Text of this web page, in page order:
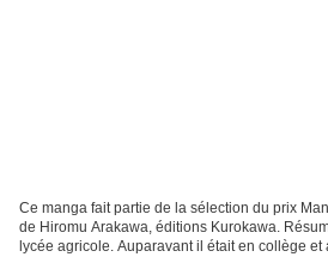
Ce manga fait partie de la sélection du prix
de Hiromu Arakawa, éditions Kurokawa.
lycée agricole. Auparavant il était en collège